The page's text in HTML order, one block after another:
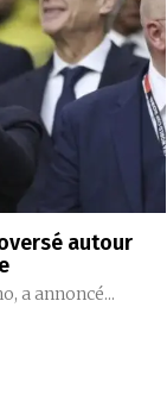
autour
a annoncé...